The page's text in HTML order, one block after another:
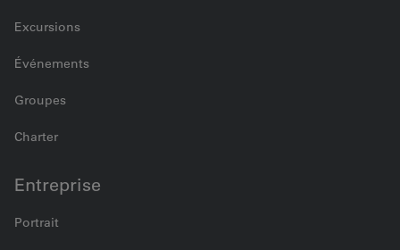
Excursions
Événements
Groupes
Charter
Entreprise
Portrait